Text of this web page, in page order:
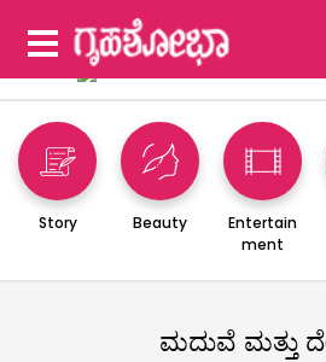
Story Beauty
Entertain
ment
ಮದುವೆ ಮತ್ತು